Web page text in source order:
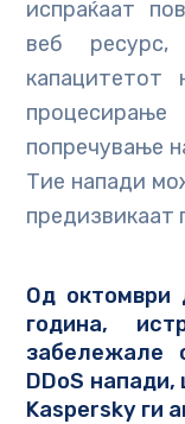
испраќаат
веб
капацитетот
попречување
Тие напади
предизвикаат
Од октомври
година,
забележале
DDoS напади,
Kaspersky ги